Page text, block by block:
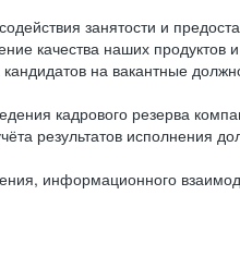
занятости и
качества наших продуктов
на вакантные
кадрового резерва
результатов исполнения
информационного